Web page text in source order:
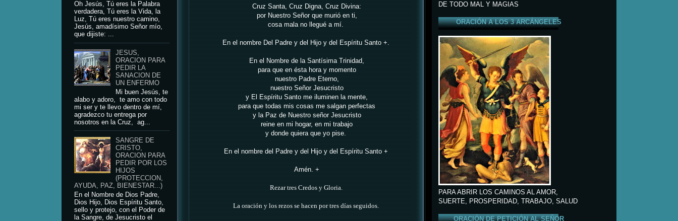
Oh Jesús, Tú eres la Palabra
verdadera, Tú eres la Vida, la
Luz, Tú eres nuestro camino,
Jesús, amadísimo Señor mío,
que dijiste: ...
JESUS,
ORACION PARA
PEDIR LA
SANACION DE
UN ENFERMO
Mi buen Jesús, te
alabo y adoro, te amo con todo
mi ser y te llevo dentro de mí,
agradezco tu entrega por
nosotros en la Cruz, ag...
SANGRE DE
CRISTO,
ORACION PARA
PEDIR POR LOS
HIJOS
(PROTECCION,
AYUDA, PAZ, BIENESTAR...)
En el Nombre de Dios Padre,
Dios Hijo, Dios Espíritu Santo,
sello y protejo, con el Poder de
la Sangre, de Jesucristo el
Cruz Santa, Cruz Digna, Cruz Divina:
por Nuestro Señor que murió en ti,
cosa mala no llegué a mí.
En el nombre Del Padre y del Hijo y del Espíritu Santo +.
En el Nombre de la Santísima Trinidad,
para que en ésta hora y momento
nuestro Padre Eterno,
nuestro Señor Jesucristo
y El Espíritu Santo me iluminen la mente,
para que todas mis cosas me salgan perfectas
y la Paz de Nuestro señor Jesucristo
reine en mi hogar, en mi trabajo
y donde quiera que yo pise.
En el nombre del Padre y del Hijo y del Espíritu Santo +
Amén. +
Rezar tres Credos y Gloria.
La oración y los rezos se hacen por tres días seguidos.
DE TODO MAL Y MAGIAS
ORACIÓN A LOS 3 ARCÁNGELES
PARA ABRIR LOS CAMINOS AL AMOR,
SUERTE, PROSPERIDAD, TRABAJO, SALUD
ORACIÓN DE PETICIÓN AL SEÑOR